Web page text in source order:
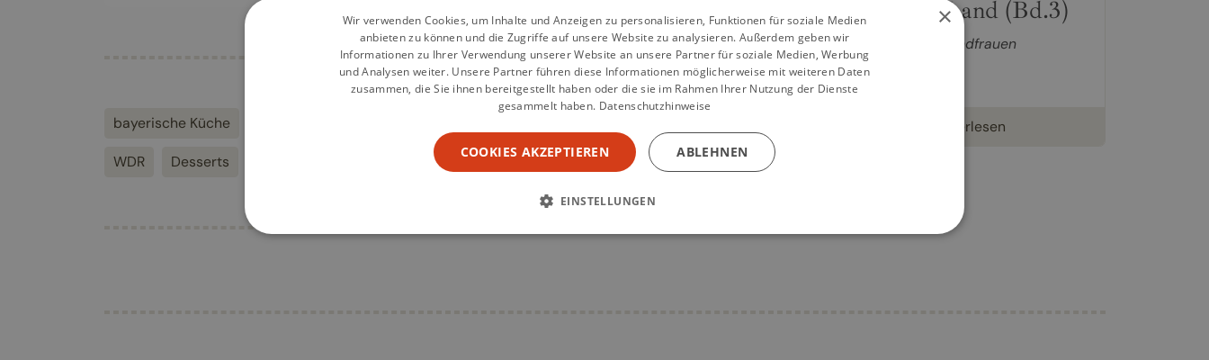
bayerische Küche
WDR Desserts Lecker aufs Land
Lecker aufs Land (Bd.3)
Kochbuch von
Die Landfrauen
19,99 €
weiterlesen
×
Wir verwenden Cookies, um Inhalte und Anzeigen zu personalisieren, Funktionen für soziale Medien
anbieten zu können und die Zugriffe auf unsere Website zu analysieren. Außerdem geben wir
Informationen zu Ihrer Verwendung unserer Website an unsere Partner für soziale Medien, Werbung
und Analysen weiter. Unsere Partner führen diese Informationen möglicherweise mit weiteren Daten
zusammen, die Sie ihnen bereitgestellt haben oder die sie im Rahmen Ihrer Nutzung der Dienste
gesammelt haben. Datenschutzhinweise
COOKIES AKZEPTIEREN ABLEHNEN
EINSTELLUNGEN